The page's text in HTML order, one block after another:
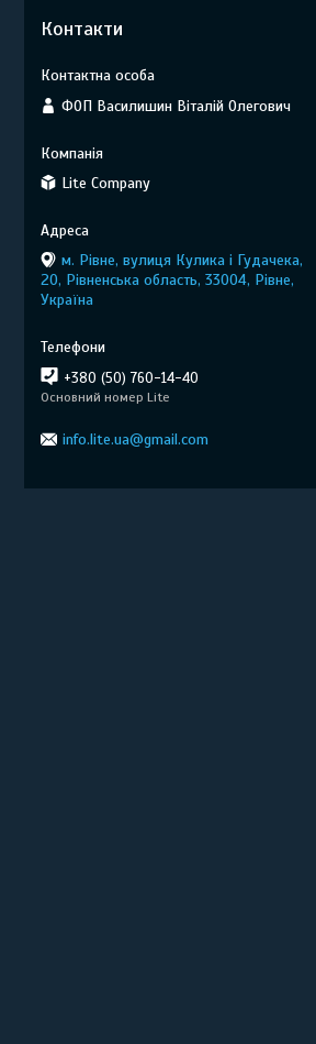
Контакти
ФОП Василишин Віталій Олегович
Lite Company
м. Рівне, вулиця Кулика і Гудачека,
20, Рівненська область, 33004, Рівне,
Україна
+380 (50) 760-14-40
Основний номер Lite
info.lite.ua@gmail.com